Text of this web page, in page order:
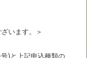
います。＞
)と上記申込種類の